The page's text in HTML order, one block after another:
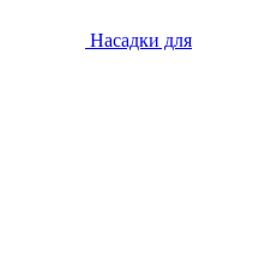
Насадки для